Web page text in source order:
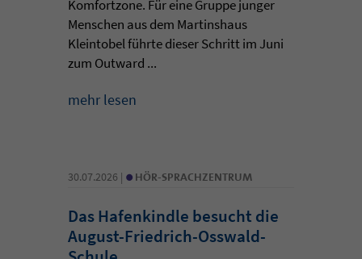
Komfortzone. Für eine Gruppe junger
Menschen aus dem Martinshaus
Kleintobel führte dieser Schritt im Juni
zum Outward ...
mehr lesen
30.07.2026 | • HÖR-SPRACHZENTRUM
Das Hafenkindle besucht die
August-Friedrich-Osswald-